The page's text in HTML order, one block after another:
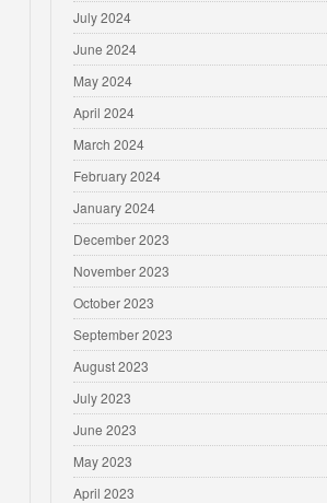
July 2024
June 2024
May 2024
April 2024
March 2024
February 2024
January 2024
December 2023
November 2023
October 2023
September 2023
August 2023
July 2023
June 2023
May 2023
April 2023